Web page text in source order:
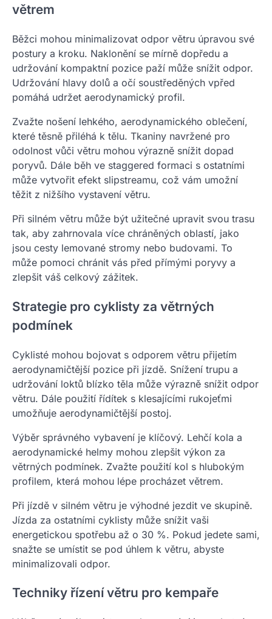
větrem
Běžci mohou minimalizovat odpor větru úpravou své
postury a kroku. Naklonění se mírně dopředu a
udržování kompaktní pozice paží může snížit odpor.
Udržování hlavy dolů a očí soustředěných vpřed
pomáhá udržet aerodynamický profil.
Zvažte nošení lehkého, aerodynamického oblečení,
které těsně přiléhá k tělu. Tkaniny navržené pro
odolnost vůči větru mohou výrazně snížit dopad
poryvů. Dále běh ve staggered formaci s ostatními
může vytvořit efekt slipstreamu, což vám umožní
těžit z nižšího vystavení větru.
Při silném větru může být užitečné upravit svou trasu
tak, aby zahrnovala více chráněných oblastí, jako
jsou cesty lemované stromy nebo budovami. To
může pomoci chránit vás před přímými poryvy a
zlepšit váš celkový zážitek.
Strategie pro cyklisty za větrných
podmínek
Cyklisté mohou bojovat s odporem větru přijetím
aerodynamičtější pozice při jízdě. Snížení trupu a
udržování loktů blízko těla může výrazně snížit odpor
větru. Dále použití řídítek s klesajícími rukojeťmi
umožňuje aerodynamičtější postoj.
Výběr správného vybavení je klíčový. Lehčí kola a
aerodynamické helmy mohou zlepšit výkon za
větrných podmínek. Zvažte použití kol s hlubokým
profilem, která mohou lépe procházet větrem.
Při jízdě v silném větru je výhodné jezdit ve skupině.
Jízda za ostatními cyklisty může snížit vaši
energetickou spotřebu až o 30 %. Pokud jedete sami,
snažte se umístit se pod úhlem k větru, abyste
minimalizovali odpor.
Techniky řízení větru pro kempaře